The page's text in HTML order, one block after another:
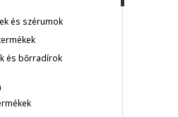
és szérumok
és bőrradírok